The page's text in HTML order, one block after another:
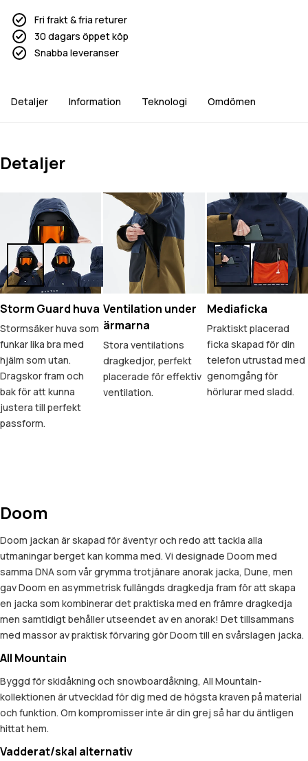
Fri frakt & fria returer
30 dagars öppet köp
Snabba leveranser
Detaljer Information Teknologi Omdömen
Detaljer
Storm Guard huva
Stormsäker huva som
funkar lika bra med
hjälm som utan.
Dragskor fram och
bak för att kunna
justera till perfekt
passform.
Ventilation under
ärmarna
Stora ventilations
dragkedjor, perfekt
placerade för effektiv
ventilation.
Mediaficka
Praktiskt placerad
ficka skapad för din
telefon utrustad med
genomgång för
hörlurar med sladd.
Doom
Doom jackan är skapad för äventyr och redo att tackla alla
utmaningar berget kan komma med. Vi designade Doom med
samma DNA som vår grymma trotjänare anorak jacka, Dune, men
gav Doom en asymmetrisk fullängds dragkedja fram för att skapa
en jacka som kombinerar det praktiska med en främre dragkedja
men samtidigt behåller utseendet av en anorak! Det tillsammans
med massor av praktisk förvaring gör Doom till en svårslagen jacka.
All Mountain
Byggd för skidåkning och snowboardåkning, All Mountain-
kollektionen är utvecklad för dig med de högsta kraven på material
och funktion. Om kompromisser inte är din grej så har du äntligen
hittat hem.
Vadderat/skal alternativ